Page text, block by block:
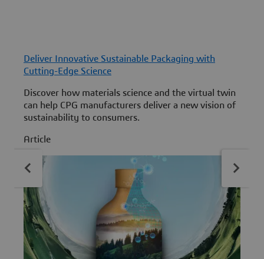
Deliver Innovative Sustainable Packaging with
Cutting-Edge Science
Discover how materials science and the virtual twin
can help CPG manufacturers deliver a new vision of
sustainability to consumers.
Article